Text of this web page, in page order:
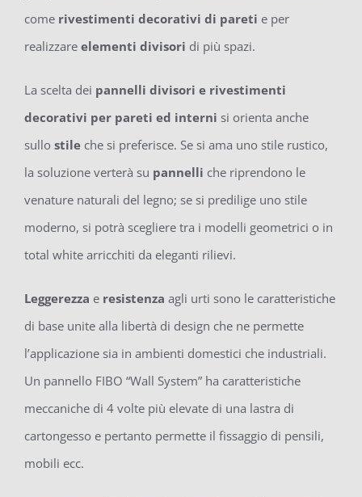
come rivestimenti decorativi di pareti e per
realizzare elementi divisori di più spazi.
La scelta dei pannelli divisori e rivestimenti
decorativi per pareti ed interni si orienta anche
sullo stile che si preferisce. Se si ama uno stile rustico,
la soluzione verterà su pannelli che riprendono le
venature naturali del legno; se si predilige uno stile
moderno, si potrà scegliere tra i modelli geometrici o in
total white arricchiti da eleganti rilievi.
Leggerezza e resistenza agli urti sono le caratteristiche
di base unite alla libertà di design che ne permette
l’applicazione sia in ambienti domestici che industriali.
Un pannello FIBO “Wall System” ha caratteristiche
meccaniche di 4 volte più elevate di una lastra di
cartongesso e pertanto permette il fissaggio di pensili,
mobili ecc.